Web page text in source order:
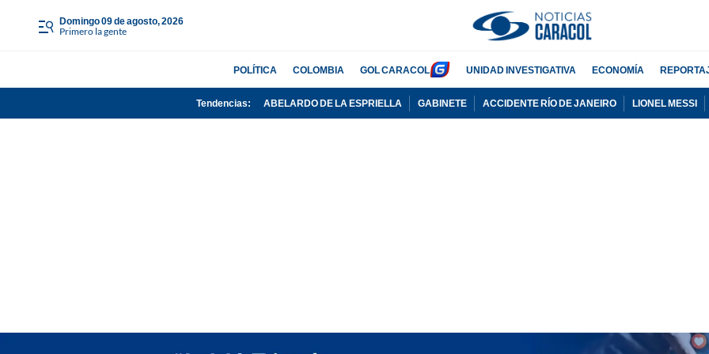
domingo 09 de agosto, 2026
Primero la gente
POLÍTICA COLOMBIA GOL CARACOL UNIDAD INVESTIGATIVA ECONOMÍA
Tendencias: ABELARDO DE LA ESPRIELLA GABINETE ACCIDENTE RÍO DE JANEIRO LIONEL MESSI